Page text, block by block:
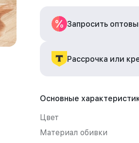
Запросить
Рассрочка или
Основные
Цвет
Материал обивки